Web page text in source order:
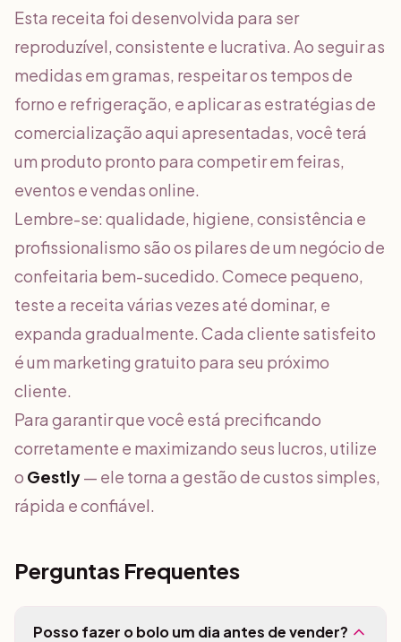
Esta receita foi desenvolvida para ser
reproduzível, consistente e lucrativa. Ao seguir as
medidas em gramas, respeitar os tempos de
forno e refrigeração, e aplicar as estratégias de
comercialização aqui apresentadas, você terá
um produto pronto para competir em feiras,
eventos e vendas online.
Lembre-se: qualidade, higiene, consistência e
profissionalismo são os pilares de um negócio de
confeitaria bem-sucedido. Comece pequeno,
teste a receita várias vezes até dominar, e
expanda gradualmente. Cada cliente satisfeito
é um marketing gratuito para seu próximo
cliente.
Para garantir que você está precificando
corretamente e maximizando seus lucros, utilize
o Gestly— ele torna a gestão de custos simples,
rápida e confiável.
Perguntas Frequentes
Posso fazer o bolo um dia antes de vender?